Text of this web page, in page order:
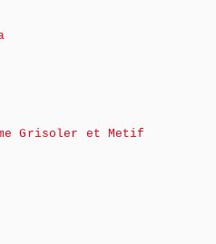
Grisoler et Metif